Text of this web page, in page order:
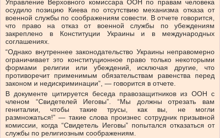
Управление Верховного комиссара ООН по правам человека
осудило позицию Киева по отсутствию механизма отказа от
военной службы по соображениям совести. В отчете говорится,
что право на отказ от военной службы по убеждениям
закреплено в Конституции Украины и в международных
соглашениях.
“Однако внутреннее законодательство Украины неправомерно
ограничивает это конституционное право только некоторыми
формами религии или убеждений, исключая другие, что
противоречит применимым обязательствам равенства перед
законом и недискриминации”, — говорится в отчете.
В документе цитируется беседа правозащитников из ООН с
членом “Свидетелей Иеговы”. “Мы должны отрезать вам
гениталии, чтобы такие трусы, как вы, не могли
размножаться!” — такие слова произнес сотрудник призывной
комиссии, когда “Свидетель Иеговы” попытался отказаться от
службы по религиозным соображениям.